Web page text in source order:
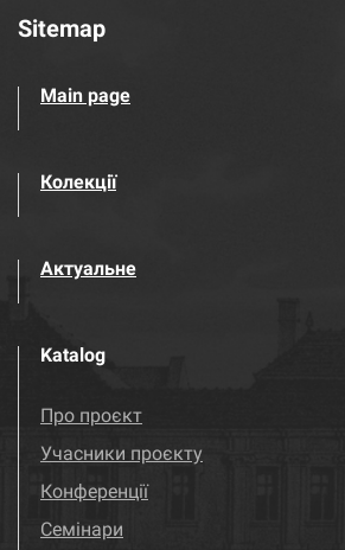
Sitemap
Main page
Колекції
Актуальне
Katalog
Про проєкт
Учасники проєкту
Конференції
Семінари